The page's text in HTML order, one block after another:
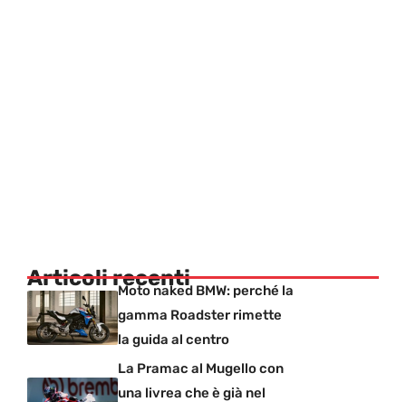
Articoli recentiMoto naked BMW: perché la
gamma Roadster rimette
la guida al centro
La Pramac al Mugello con
una livrea che è già nel